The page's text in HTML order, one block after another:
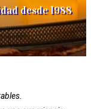
desde 1988